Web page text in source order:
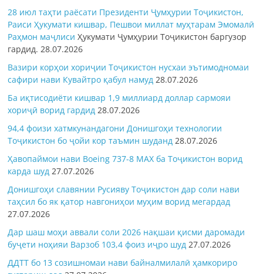
28 июл таҳти раёсати Президенти Ҷумҳурии Тоҷикистон,
Раиси Ҳукумати кишвар, Пешвои миллат муҳтарам Эмомалӣ
Раҳмон маҷлисиҲукумати Ҷумҳурии Тоҷикистон баргузор
гардид.28.07.2026
Вазири корҳои хориҷии Тоҷикистон нусхаи эътимодномаи
сафири нави Кувайтро қабул намуд 28.07.2026
Ба иқтисодиёти кишвар 1,9 миллиард доллар сармояи
хориҷӣ ворид гардид 28.07.2026
94,4 фоизи хатмкунандагони Донишгоҳи технологии
Тоҷикистон бо ҷойи кор таъмин шуданд 28.07.2026
Ҳавопаймои нави Boeing 737-8 MAX ба Тоҷикистон ворид
карда шуд 27.07.2026
Донишгоҳи славянии Русияву Тоҷикистон дар соли нави
таҳсил бо як қатор навгониҳои муҳим ворид мегардад
27.07.2026
Дар шаш моҳи аввали соли 2026 нақшаи қисми даромади
буҷети ноҳияи Варзоб 103,4 фоиз иҷро шуд 27.07.2026
ДДТТ бо 13 созишномаи нави байналмилалӣ ҳамкориро